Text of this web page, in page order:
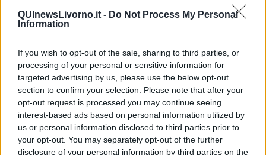
QUInewsLivorno.it - Do Not Process My Personal
Information
If you wish to opt-out of the sale, sharing to third parties, or
processing of your personal or sensitive information for
targeted advertising by us, please use the below opt-out
section to confirm your selection. Please note that after your
opt-out request is processed you may continue seeing
interest-based ads based on personal information utilized by
us or personal information disclosed to third parties prior to
your opt-out. You may separately opt-out of the further
disclosure of your personal information by third parties on the
Libano, collasso economico e guerra civile
Johnson, da Trump a Biden alla Brexit
Biden, primo presidente USA non in guerra
Papa Bergoglio vedrà Viktor Orbán
Bennet, un giorno in attesa di Biden
Il ritorno dei talebani
​La lenta agonia del Libano
Sudafrica, è allarme alimentare
Usa di nuovo al centro della geopolitica internazionale
L’appuntamento di Israele con il cambiamento
La farsa delle elezioni in Siria